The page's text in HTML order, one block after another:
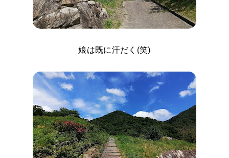
娘は既に汗だく(笑)